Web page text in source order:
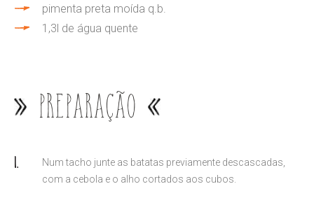
pimenta preta moída q.b.
1,3l de água quente
Preparação
Num tacho junte as batatas previamente descascadas,
com a cebola e o alho cortados aos cubos.